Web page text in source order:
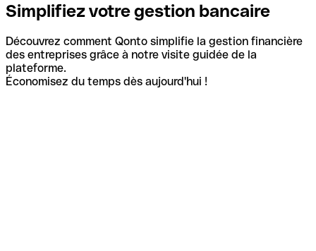
Simplifiez votre gestion bancaire
Découvrez comment Qonto simplifie la gestion financière
des entreprises grâce à notre visite guidée de la
plateforme.
Économisez du temps dès aujourd'hui !